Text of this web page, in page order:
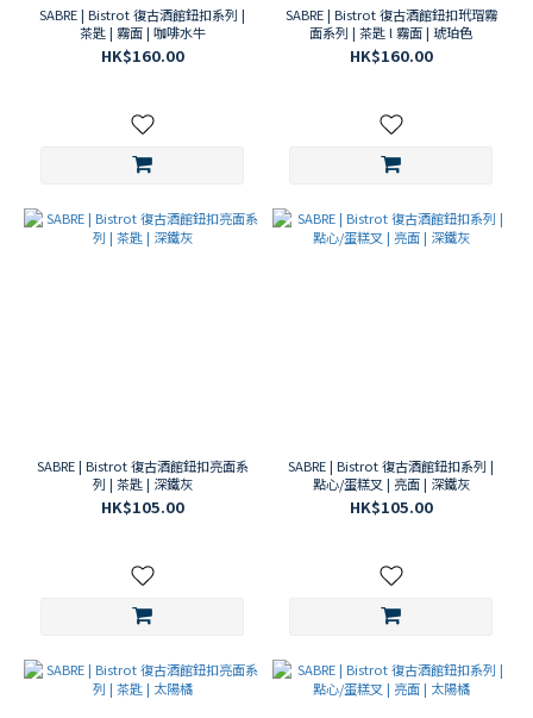
SABRE | Bistrot 復古酒館鈕扣系列 |
茶匙 | 霧面 | 咖啡水牛
HK$160.00
SABRE | Bistrot 復古酒館鈕扣玳瑁霧
面系列 | 茶匙 l 霧面 | 琥珀色
HK$160.00
SABRE | Bistrot 復古酒館鈕扣亮面系
列 | 茶匙 | 深鐵灰
HK$105.00
SABRE | Bistrot 復古酒館鈕扣系列 |
點心/蛋糕叉 | 亮面 | 深鐵灰
HK$105.00